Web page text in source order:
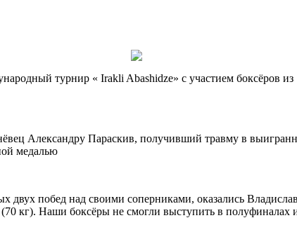
турнир « Irakli Abashidze» с участием боксёров
Александру Параскив, получивший травму в
медалью
побед над своими соперниками, оказались
кг). Наши боксёры не смогли выступить в